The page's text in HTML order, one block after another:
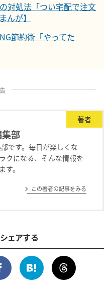
対処法「つい宅配で注文
んが】
節約術「やってた
著者
部
です。毎日が楽しくな
クになる、そんな情報を
す。
この著者の記事をみる
ェアする